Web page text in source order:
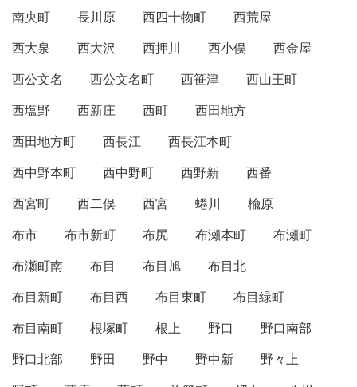
南央町
長川原 西四十物町
西荒屋
西大泉
西大沢 西押川 西小俣
西金屋
西公文名
西公文名町 西笹津
西山王町
西塩野
西新庄 西町
西田地方
西田地方町
西長江
西長江本町
西中野本町
西中野町 西野新
西番
西宮町
西二俣 西宮 蜷川
楡原
布市
布市新町 布尻 布瀬本町
布瀬町
布瀬町南
布目 布目旭
布目北
布目新町
布目西 布目東町
布目緑町
布目南町
根塚町 根上 野口
野口南部
野口北部
野田 野中 野中新
野々上